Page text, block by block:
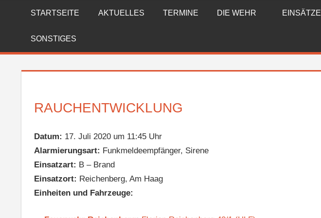
FREIWILLIGE
FEUERWEHR
REICHENBERG
STARTSEITE AKTUELLES TERMINE DIE WEHR EINSÄTZE
SONSTIGES
RAUCHENTWICKLUNG
Datum: 17. Juli 2020 um 11:45 Uhr
Alarmierungsart: Funkmeldeempfänger, Sirene
Einsatzart: B – Brand
Einsatzort: Reichenberg, Am Haag
Einheiten und Fahrzeuge: